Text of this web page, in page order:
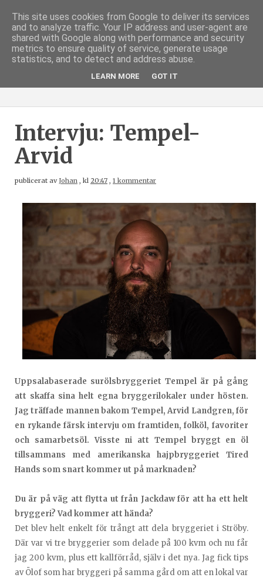
Intervju: Tempel-
Arvid
publicerat avJohan , kl 20:47 , 1 kommentar
Uppsalabaserade surölsbryggeriet Tempel är på gång
att skaffa sina helt egna bryggerilokaler under hösten.
Jag träffade mannen bakom Tempel, Arvid Landgren, för
en rykande färsk intervju om framtiden, folköl, favoriter
och samarbetsöl. Visste ni att Tempel bryggt en öl
tillsammans med amerikanska hajpbryggeriet Tired
Hands som snart kommer ut på marknaden?
Du är på väg att flytta ut från Jackdaw för att ha ett helt
bryggeri? Vad kommer att hända?
Det blev helt enkelt för trångt att dela bryggeriet i Ströby.
Där var vi tre bryggerier som delade på 100 kvm och nu får
jag 200 kvm, plus ett kallförråd, själv i det nya. Jag fick tips
av Ölof som har bryggeri på samma gård om att en lokal var
This site uses cookies from Google to deliver its services
and to analyze traffic. Your IP address and user-agent are
shared with Google along with performance and security
metrics to ensure quality of service, generate usage
statistics, and to detect and address abuse.
LEARN MORE GOT IT